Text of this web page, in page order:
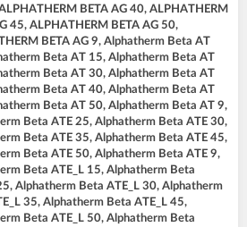
BETA AG 40, ALPHATHERM
45, ALPHATHERM BETA AG 50,
BETA AG 9, Alphatherm Beta AT
Beta AT 15, Alphatherm Beta AT
Beta AT 30, Alphatherm Beta AT
Beta AT 40, Alphatherm Beta AT
Beta AT 50, Alphatherm Beta AT 9,
Beta ATE 25, Alphatherm Beta ATE 30,
Beta ATE 35, Alphatherm Beta ATE 45,
Beta ATE 50, Alphatherm Beta ATE 9,
Beta ATE_L 15, Alphatherm Beta
Alphatherm Beta ATE_L 30, Alphatherm
35, Alphatherm Beta ATE_L 45,
Beta ATE_L 50, Alphatherm Beta